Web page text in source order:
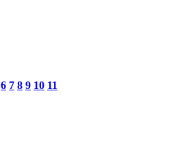
6 7 8 9 10 11